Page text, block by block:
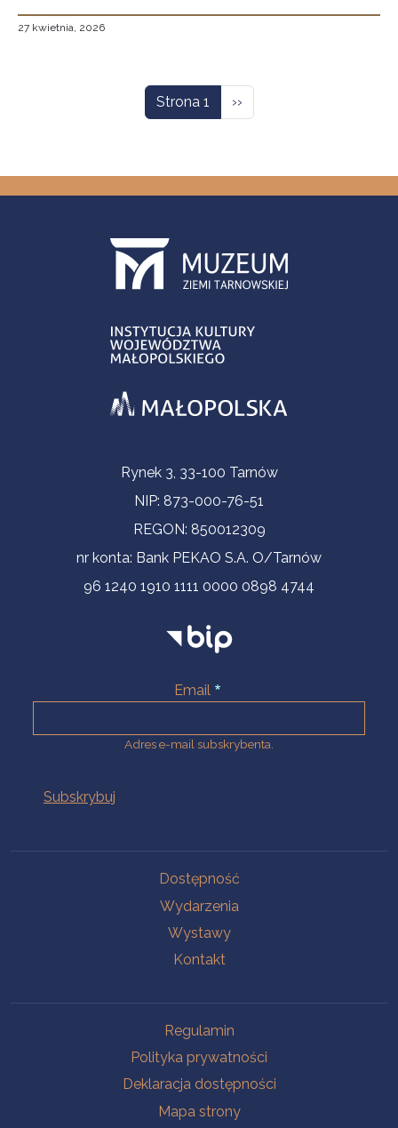
27 kwietnia, 2026
Strona 1 Następna strona
››
Informacje kontaktoweRynek 3, 33-100 Tarnów
NIP: 873-000-76-51
REGON: 850012309
nr konta: Bank PEKAO S.A. O/Tarnów
96 1240 1910 1111 0000 0898 4744
Email
Adres e-mail subskrybenta.
Dostępność
Wydarzenia
Wystawy
Kontakt
Regulamin
Polityka prywatności
Deklaracja dostępności
Mapa strony